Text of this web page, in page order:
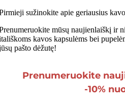
sužinokite apie geriausius
mūsų naujienlaiškį ir
kavos kapsulėms bei
pašto dėžutę!
Prenumeruokite
-10%